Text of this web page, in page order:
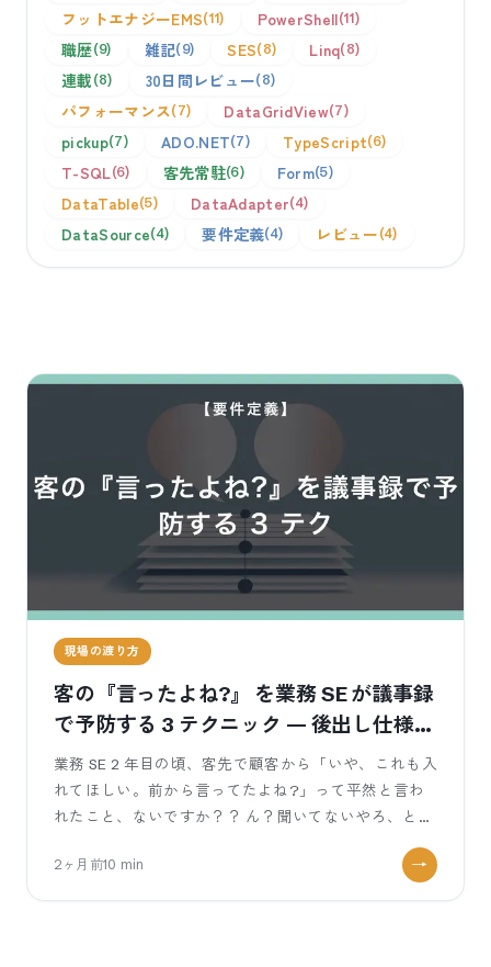
フットエナジーEMS 11 PowerShell 11
職歴 9 雑記 9 SES 8 Linq 8
連載 8 30日間レビュー 8
パフォーマンス 7 DataGridView 7
pickup 7 ADO.NET 7 TypeScript 6
T-SQL 6 客先常駐 6 Form 5
DataTable 5 DataAdapter 4
DataSource 4 要件定義 4 レビュー 4
現場の渡り方
客の『言ったよね?』 を業務 SE が議事録
で予防する 3 テクニック — 後出し仕様変
更を物理的に止める朝の議事録術
業務 SE 2 年目の頃、客先で顧客から「いや、これも入
れてほしい。前から言ってたよね?」って平然と言わ
れたこと、ないですか？？ ん？聞いてないやろ、と頭
2ヶ月前10 min